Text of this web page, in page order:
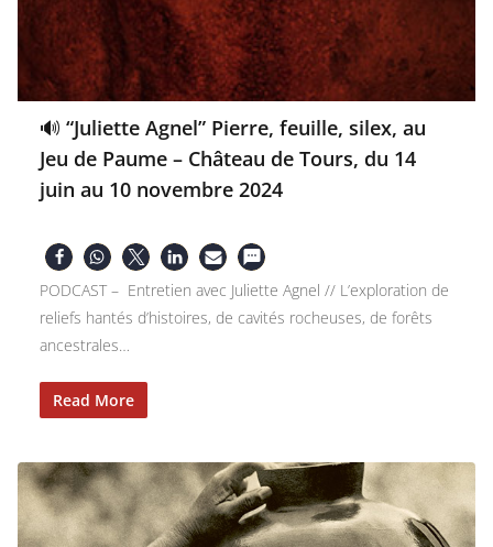
🔊 “Juliette Agnel” Pierre, feuille, silex, au
Jeu de Paume – Château de Tours, du 14
juin au 10 novembre 2024
PODCAST – Entretien avec Juliette Agnel // L’exploration de
reliefs hantés d’histoires, de cavités rocheuses, de forêts
ancestrales…
Read More